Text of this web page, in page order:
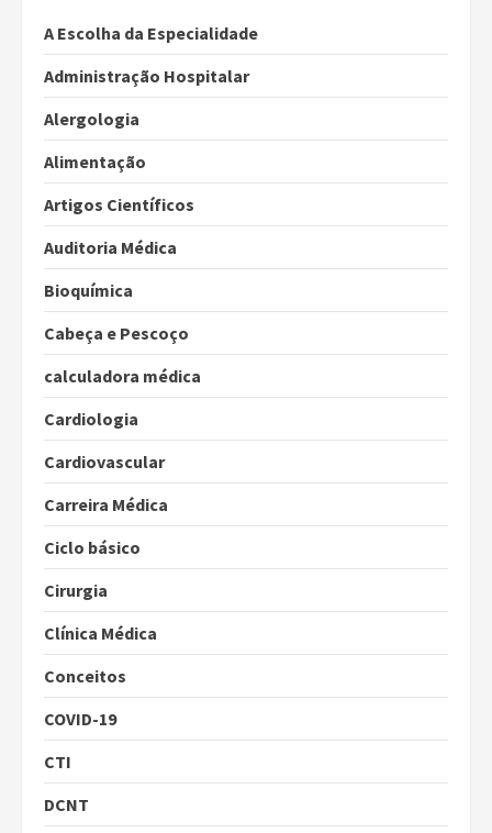
A Escolha da Especialidade
Administração Hospitalar
Alergologia
Alimentação
Artigos Científicos
Auditoria Médica
Bioquímica
Cabeça e Pescoço
calculadora médica
Cardiologia
Cardiovascular
Carreira Médica
Ciclo básico
Cirurgia
Clínica Médica
Conceitos
COVID-19
CTI
DCNT